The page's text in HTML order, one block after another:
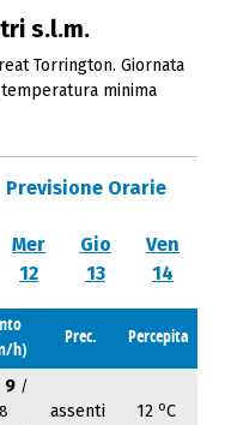
s.l.m.
Torrington. Giornata
minima
Previsione Orarie
Mer
12
Gio
13
Ven
14
h)
Prec. Percepita
9 /
assenti 12 oC